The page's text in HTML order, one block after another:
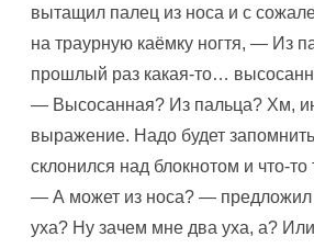
вытащил палец из носа и с
на траурную каёмку ногтя, — Из
прошлый раз какая-то…
— Высосанная? Из пальца? Хм,
выражение. Надо будет
склонился над блокнотом и что-то
— А может из носа? —
уха? Ну зачем мне два уха, а?